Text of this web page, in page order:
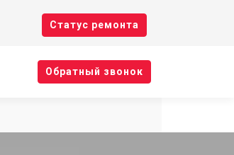
Cтатус ремонта
Oбратный звонок